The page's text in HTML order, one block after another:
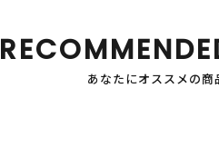
あなたにオススメの商